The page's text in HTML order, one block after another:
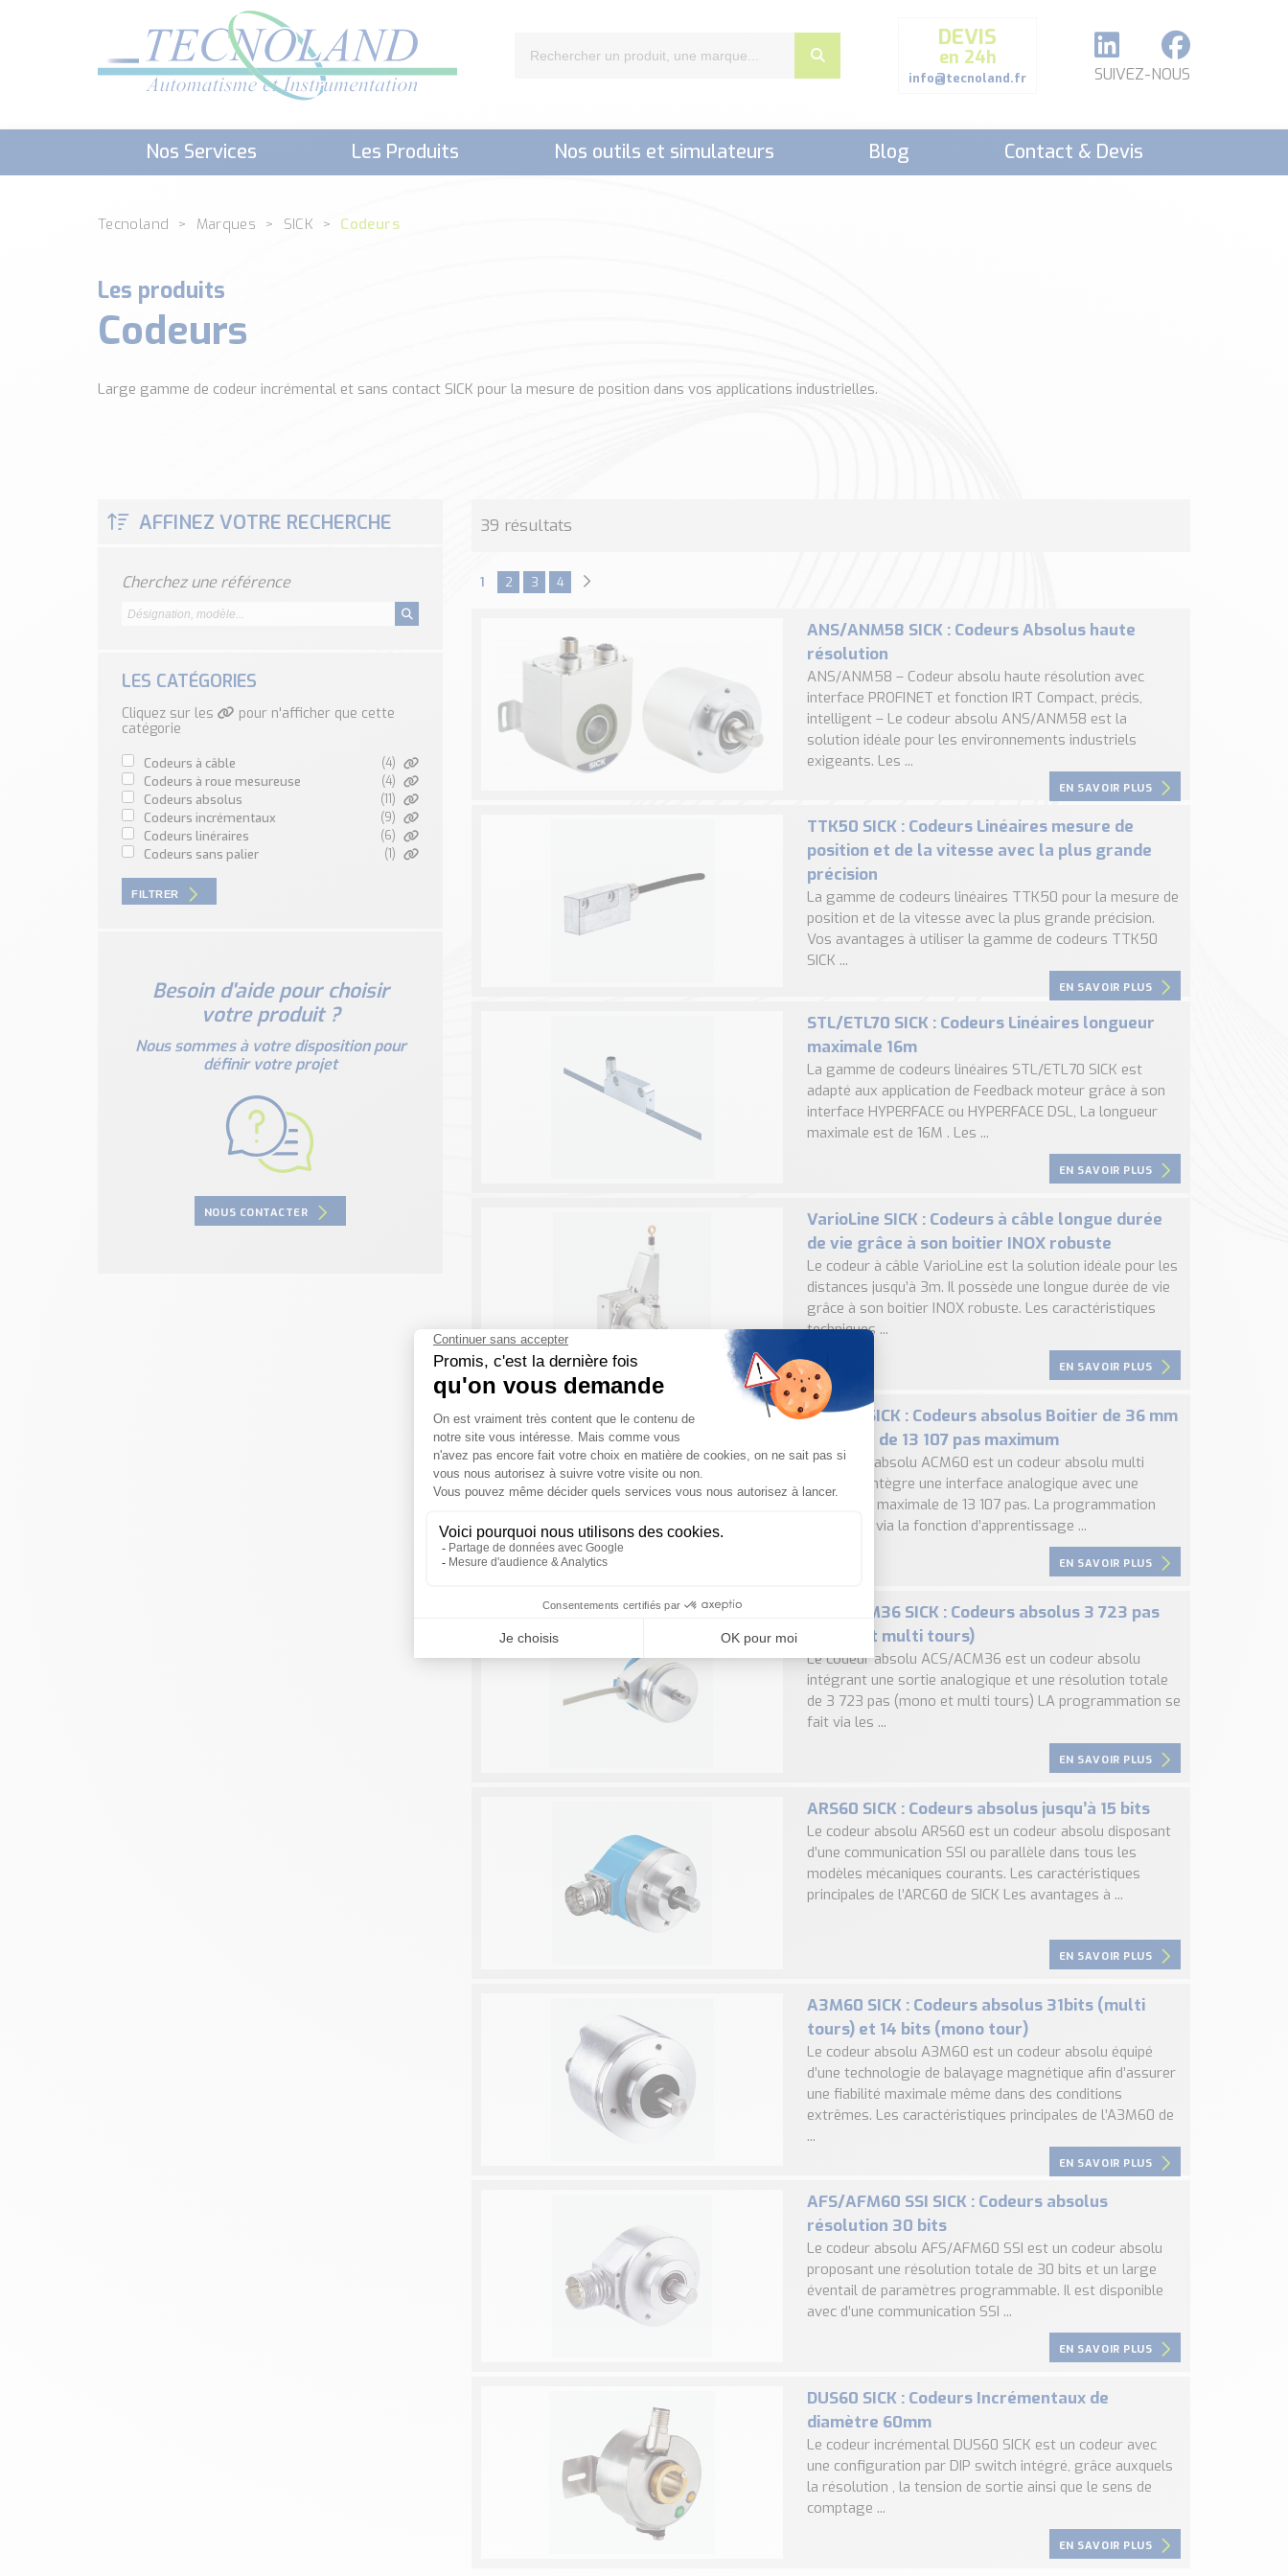
DEVIS
en 24h
info@tecnoland.fr SUIVEZ-NOUS
Nos Services Les Produits Nos outils et simulateurs Blog Contact & Devis
Tecnoland Marques SICK Codeurs
Les produits
Codeurs
Large gamme de codeur incrémental et sans contact SICK pour la mesure de position dans vos applications industrielles.
AFFINEZ VOTRE RECHERCHE
Cherchez une référence
LES CATÉGORIES
Cliquez sur les
pour n'afficher que cette
catégorie
codeurs à câble (4)
codeurs à roue mesureuse (4)
codeurs absolus (11)
codeurs incrémentaux (9)
codeurs linéraires (6)
codeurs sans palier (1)
FILTRER
Besoin d'aide pour choisir
votre produit ?
Nous sommes à votre disposition pour
définir votre projet
NOUS CONTACTER
39 résultats
1 2 3 4
ANS/ANM58 SICK : Codeurs Absolus haute
résolution
ANS/ANM58 – Codeur absolu haute résolution avec
interface PROFINET et fonction IRT Compact, précis,
intelligent – Le codeur absolu ANS/ANM58 est la
solution idéale pour les environnements industriels
exigeants. Les ...
EN SAVOIR PLUS
TTK50 SICK : Codeurs Linéaires mesure de
position et de la vitesse avec la plus grande
précision
La gamme de codeurs linéaires TTK50 pour la mesure de
position et de la vitesse avec la plus grande précision.
Vos avantages à utiliser la gamme de codeurs TTK50
SICK ...
EN SAVOIR PLUS
STL/ETL70 SICK : Codeurs Linéaires longueur
maximale 16m
La gamme de codeurs linéaires STL/ETL70 SICK est
adapté aux application de Feedback moteur grâce à son
interface HYPERFACE ou HYPERFACE DSL, La longueur
maximale est de 16M . Les ...
EN SAVOIR PLUS
VarioLine SICK : Codeurs à câble longue durée
de vie grâce à son boitier INOX robuste
Le codeur à câble VarioLine est la solution idéale pour les
distances jusqu’à 3m. Il possède une longue durée de vie
grâce à son boitier INOX robuste. Les caractéristiques
techniques ...
EN SAVOIR PLUS
ACM60 SICK : Codeurs absolus Boitier de 36 mm
compact de 13 107 pas maximum
Le codeur absolu ACM60 est un codeur absolu multi
tours qui intègre une interface analogique avec une
résolution maximale de 13 107 pas. La programmation
s’effectue via la fonction d’apprentissage ...
EN SAVOIR PLUS
ACS/ACM36 SICK : Codeurs absolus 3 723 pas
(mono et multi tours)
Le codeur absolu ACS/ACM36 est un codeur absolu
intégrant une sortie analogique et une résolution totale
de 3 723 pas (mono et multi tours) LA programmation se
fait via les ...
EN SAVOIR PLUS
ARS60 SICK : Codeurs absolus jusqu’à 15 bits
Le codeur absolu ARS60 est un codeur absolu disposant
d’une communication SSI ou parallèle dans tous les
modèles mécaniques courants. Les caractéristiques
principales de l’ARC60 de SICK Les avantages à ...
EN SAVOIR PLUS
A3M60 SICK : Codeurs absolus 31bits (multi
tours) et 14 bits (mono tour)
Le codeur absolu A3M60 est un codeur absolu équipé
d’une technologie de balayage magnétique afin d’assurer
une fiabilité maximale même dans des conditions
extrêmes. Les caractéristiques principales de l’A3M60 de
...
EN SAVOIR PLUS
AFS/AFM60 SSI SICK : Codeurs absolus
résolution 30 bits
Le codeur absolu AFS/AFM60 SSI est un codeur absolu
proposant une résolution totale de 30 bits et un large
éventail de paramètres programmable. Il est disponible
avec d’une communication SSI ...
EN SAVOIR PLUS
DUS60 SICK : Codeurs Incrémentaux de
diamètre 60mm
Le codeur incrémental DUS60 SICK est un codeur avec
une configuration par DIP switch intégré, grâce auxquels
la résolution , la tension de sortie ainsi que le sens de
comptage ...
EN SAVOIR PLUS